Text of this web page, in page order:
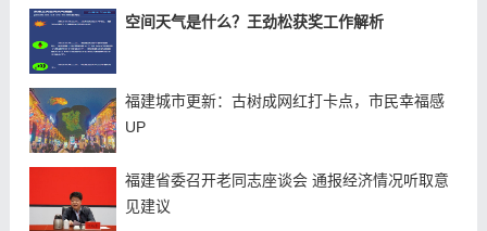
空间天气是什么？王劲松获奖工作解析
福建城市更新：古树成网红打卡点，市民幸福感
UP
福建省委召开老同志座谈会 通报经济情况听取意
见建议